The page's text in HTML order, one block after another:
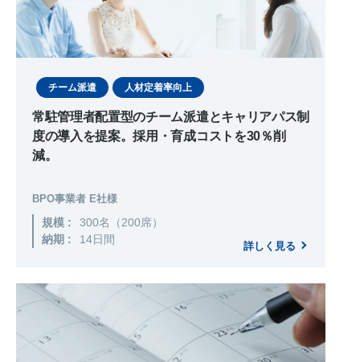
チーム派遣 人材定着率向上
常駐管理者配置型のチーム派遣とキャリアパス制
度の導入を提案。採用・育成コストを30％削
減。
BPO事業者 E社様
規模 :
300名（200席）
納期 :
14日間
詳しく見る